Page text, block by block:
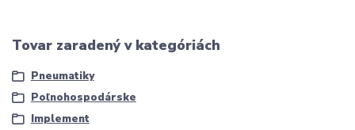
Tovar zaradený v kategóriách
Pneumatiky
Poľnohospodárske
Implement